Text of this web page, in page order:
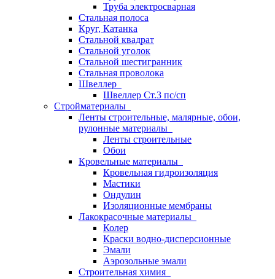
Труба электросварная
Стальная полоса
Круг, Катанка
Стальной квадрат
Стальной уголок
Стальной шестигранник
Стальная проволока
Швеллер
Швеллер Ст.3 пс/сп
Стройматериалы
Ленты строительные, малярные, обои,
рулонные материалы
Ленты строительные
Обои
Кровельные материалы
Кровельная гидроизоляция
Мастики
Ондулин
Изоляционные мембраны
Лакокрасочные материалы
Колер
Краски водно-дисперсионные
Эмали
Аэрозольные эмали
Строительная химия